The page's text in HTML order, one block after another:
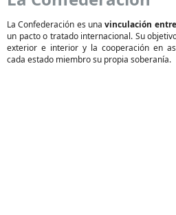
La Confederación es unavinculación
un pacto o tratado internacional. Su
exterior e interior y la cooperación en
cada estado miembro su propia soberanía.